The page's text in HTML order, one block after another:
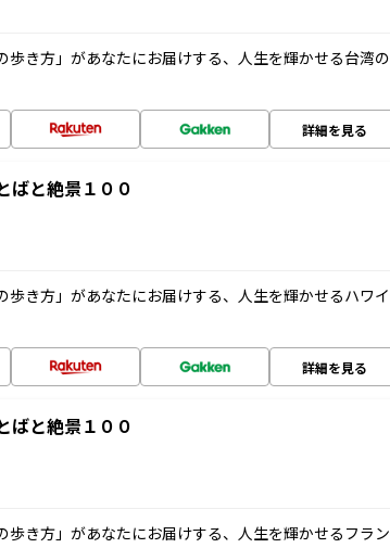
き方」があなたにお届けする、人生を輝かせる台湾の
詳細を見る
ばと絶景１００
き方」があなたにお届けする、人生を輝かせるハワイ
詳細を見る
ばと絶景１００
き方」があなたにお届けする、人生を輝かせるフラン